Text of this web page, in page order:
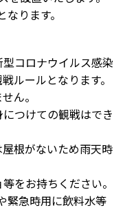
ります。
コロナウイルス感染
ルールとなります。
ん。
つけての観戦はでき
根がないため雨天時
をお持ちください。
緊急時用に飲料水等